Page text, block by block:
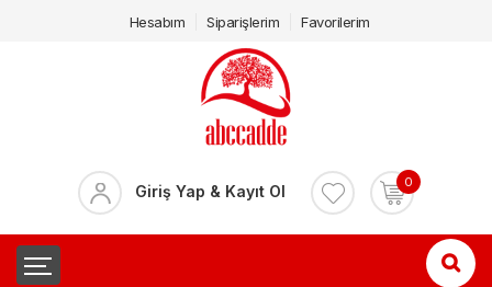
Hesabım Siparişlerim Favorilerim
Giriş Yap & Kayıt Ol 0